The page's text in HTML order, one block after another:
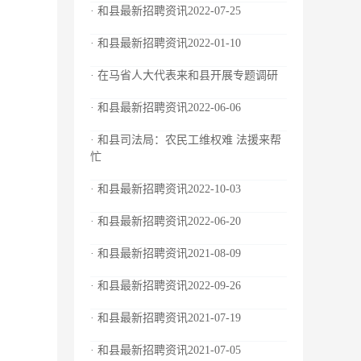
· 和县最新招聘资讯2022-07-25
· 和县最新招聘资讯2022-01-10
· 在马省人大代表来和县开展专题调研
· 和县最新招聘资讯2022-06-06
· 和县司法局：农民工维权难 法援来帮
忙
· 和县最新招聘资讯2022-10-03
· 和县最新招聘资讯2022-06-20
· 和县最新招聘资讯2021-08-09
· 和县最新招聘资讯2022-09-26
· 和县最新招聘资讯2021-07-19
· 和县最新招聘资讯2021-07-05